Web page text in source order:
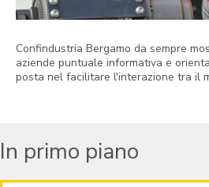
Confindustria Bergamo da sempre
aziende puntuale informativa e
posta nel facilitare l'interazione tra il
In primo piano